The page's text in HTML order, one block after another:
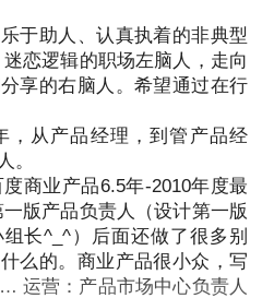
点，需要外部智囊团的小伙
速总结资料的小伙伴。
同产品种类间转换，或产品
理你面临的具体问题和想要
模板），过程中你问我答的
：
何突破
于助人、认真执着的非典型
恋逻辑的职场左脑人，走向
享的右脑人。希望通过在行
，从产品经理，到管产品经
。
商业产品6.5年-2010年度最
版产品负责人（设计第一版
长^_^）后面还做了很多别
么的。商业产品很小众，写
运营：产品市场中心负责人